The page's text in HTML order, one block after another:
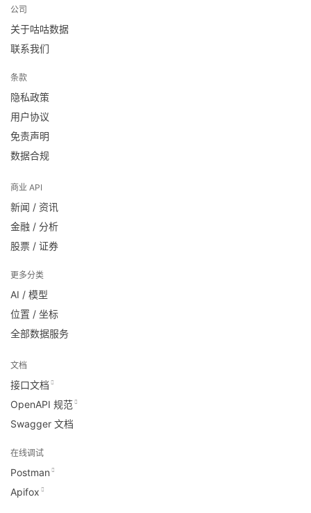
公司
关于咕咕数据
联系我们
条款
隐私政策
用户协议
免责声明
数据合规
商业 API
新闻 / 资讯
金融 / 分析
股票 / 证券
更多分类
AI / 模型
位置 / 坐标
全部数据服务
文档
接口文档
OpenAPI 规范
Swagger 文档
在线调试
Postman
Apifox